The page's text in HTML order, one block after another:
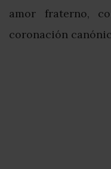
amor fraterno,
coronación